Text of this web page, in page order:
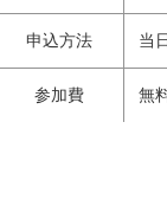
申込方法 当
参加費 無